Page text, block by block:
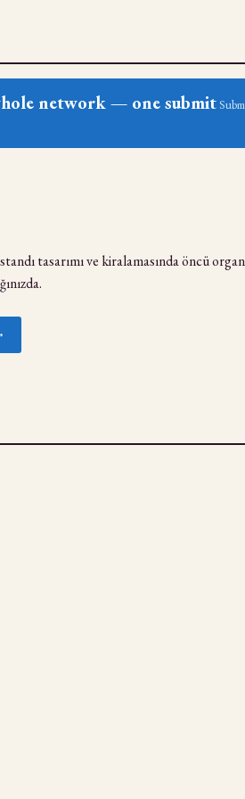
network — one submit
tasarımı ve kiralamasında öncü